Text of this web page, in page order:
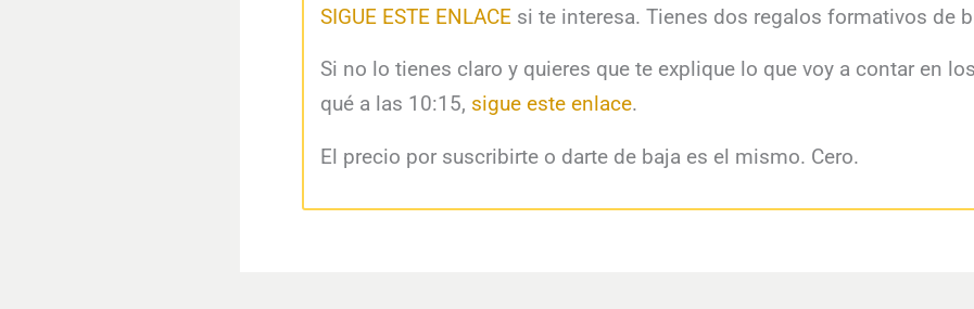
SIGUE ESTE ENLACE si te interesa. Tienes dos regalos formativos de
Si no lo tienes claro y quieres que te explique lo que voy a contar en
qué a las 10:15, sigue este enlace.
El precio por suscribirte o darte de baja es el mismo. Cero.